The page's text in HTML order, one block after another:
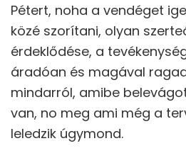
Pétert, noha a vendéget
közé szorítani, olyan
érdeklődése, a
áradóan és magával
mindarról, amibe
van, no meg ami még a
leledzik úgymond.